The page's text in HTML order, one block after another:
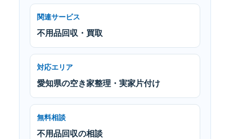
関連サービス
不用品回収・買取
対応エリア
愛知県の空き家整理・実家片付け
無料相談
不用品回収の相談